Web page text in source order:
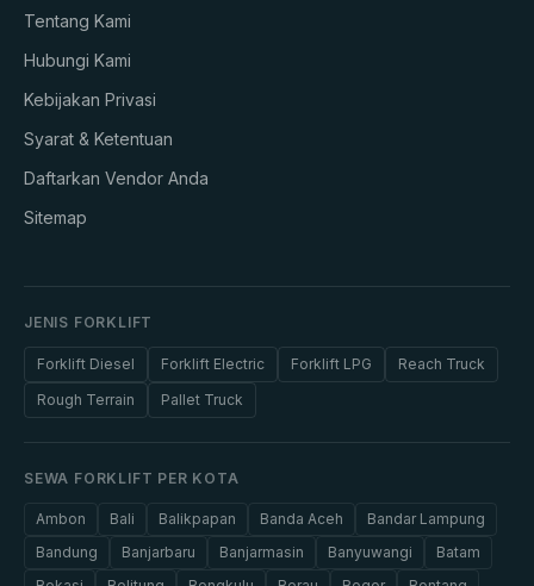
Tentang Kami
Hubungi Kami
Kebijakan Privasi
Syarat & Ketentuan
Daftarkan Vendor Anda
Sitemap
JENIS FORKLIFT
Forklift Diesel Forklift Electric Forklift LPG
Reach Truck
Rough Terrain
Pallet Truck
SEWA FORKLIFT PER KOTA
Ambon Bali Balikpapan Banda Aceh
Bandar Lampung
Bandung
Banjarbaru Banjarmasin Banyuwangi
Batam